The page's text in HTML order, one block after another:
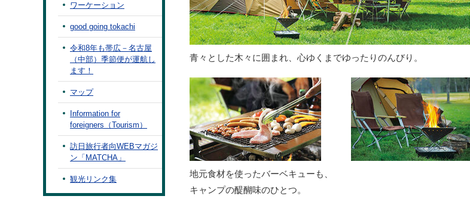
青々とした木々に囲まれ、心ゆくまでゆったりのんびり。
地元食材を使ったバーベキューも、
キャンプの醍醐味のひとつ。
ワーケーション
good going tokachi
令和8年も帯広－名古屋
（中部）季節便が運航し
ます！
マップ
Information for
foreigners（Tourism）
訪日旅行者向WEBマガジ
ン「MATCHA」
観光リンク集